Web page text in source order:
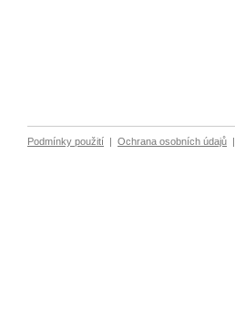
Podmínky použití | Ochrana osobních údajů |